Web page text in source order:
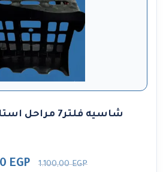
شاسيه فلتر7 مراحل استاند ضد الصدأ
1.100,00EGP
EGP